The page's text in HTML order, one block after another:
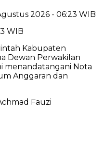
2026 - 06:23 WIB
WIB
Kabupaten
Dewan Perwakilan
menandatangani Nota
Anggaran dan